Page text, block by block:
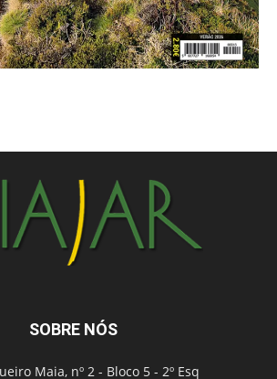
SOBRE NÓS
Maia, nº 2 - Bloco 5 - 2º Esq